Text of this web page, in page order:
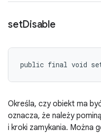
setDisable
public final void
Określa, czy obiekt ma
oznacza, że należy
i kroki zamykania. Można